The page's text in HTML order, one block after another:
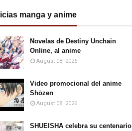
manga y anime
Novelas de Destiny Unchain
Online, al anime
August 08, 2026
Video promocional del anime
Shōzen
August 08, 2026
SHUEISHA celebra su centenario